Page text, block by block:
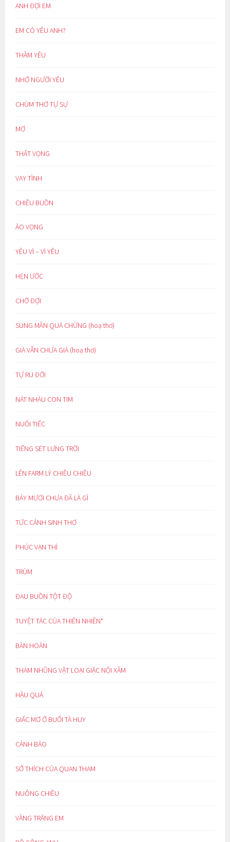
ANH ĐỢI EM
EM CÓ YÊU ANH?
THẦM YÊU
NHỚ NGƯỜI YÊU
CHÙM THƠ TỰ SỰ
MƠ
THẤT VỌNG
VAY TÌNH
CHIỀU BUỒN
ẢO VỌNG
YÊU VÌ – VÌ YÊU
HẸN ƯỚC
CHỜ ĐỢI
SUNG MÃN QUÁ CHỪNG (hoạ thơ)
GIÀ VẪN CHƯA GIÀ (hoạ thơ)
TỰ RU ĐỜI
NÁT NHÀU CON TIM
NUỐI TIẾC
TIẾNG SÉT LƯNG TRỜI
LÊN FARM LÝ CHIỀU CHIỀU
BẢY MƯƠI CHƯA ĐÃ LÀ GÌ
TỨC CẢNH SINH THƠ
PHÚC VẠN THÌ
TRÙM
ĐAU BUỒN TỘT ĐỘ
TUYỆT TÁC CỦA THIÊN NHIÊN*
BÀN HOÀN
THAM NHŨNG VẶT LOẠI GIẶC NỘI XÂM
HẬU QUẢ
GIẤC MƠ Ở BUỔI TÀ HUY
CẢNH BÁO
SỞ THÍCH CỦA QUAN THAM
NUÔNG CHIỀU
VẦNG TRĂNG EM